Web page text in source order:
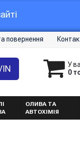
повернення
У
0
ОЛИВА ТА
АВТОХІМІЯ